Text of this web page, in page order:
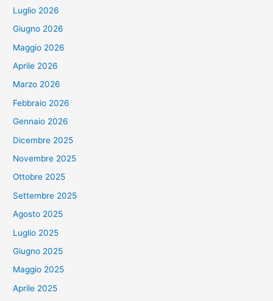
Luglio 2026
Giugno 2026
Maggio 2026
Aprile 2026
Marzo 2026
Febbraio 2026
Gennaio 2026
Dicembre 2025
Novembre 2025
Ottobre 2025
Settembre 2025
Agosto 2025
Luglio 2025
Giugno 2025
Maggio 2025
Aprile 2025